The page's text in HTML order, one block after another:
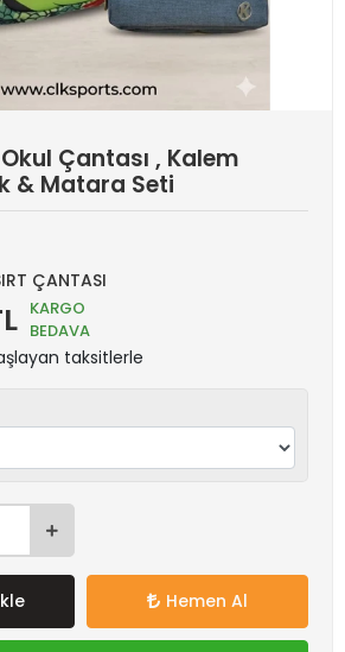
Çantası , Kalem
& Matara Seti
ÇANTASI
KARGO
BEDAVA
taksitlerle
Hemen Al